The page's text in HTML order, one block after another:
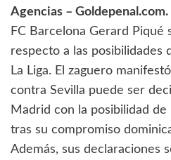
Agencias – Goldepenal.com.
FC Barcelona Gerard Piqué
respecto a las posibilidades
La Liga. El zaguero
contra Sevilla puede ser
Madrid con la posibilidad
tras su compromiso
Además, sus declaraciones